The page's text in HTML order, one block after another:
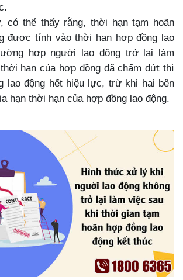
có thể thấy rằng, thời hạn tạm hoãn
được tính vào thời hạn hợp đồng lao
hợp người lao động trở lại làm
hạn của hợp đồng đã chấm dứt thì
lao động hết hiệu lực, trừ khi hai bên
hạn thời hạn của hợp đồng lao động.